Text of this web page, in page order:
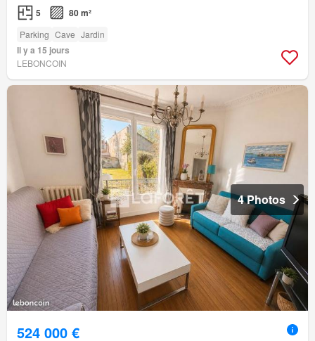
5 80 m²
Parking Cave Jardin
Il y a 15 jours
LEBONCOIN
4 Photos
524 000 €